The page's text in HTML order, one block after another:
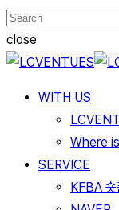
Skip
to
main
close
Close
Menu
WITH US
Where is
SERVICE
KFBA 숏